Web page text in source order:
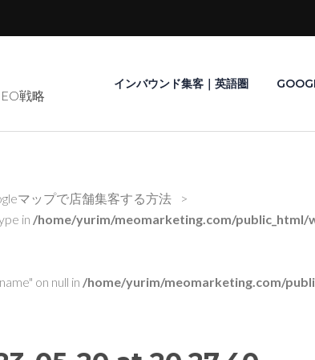
戦略
インバウンド集客｜英語圏
マップで店舗集客する方法
>
in /home/yurim/meomarketing.com/
on null in /home/yurim/meomarketing.com/